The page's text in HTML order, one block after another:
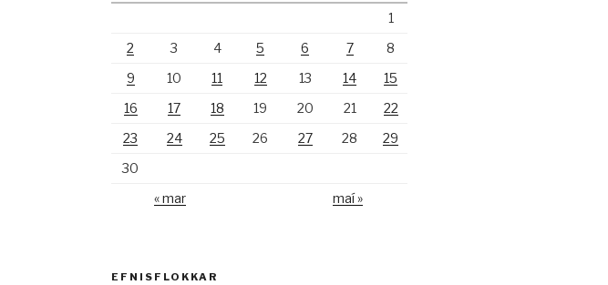
1
2
3 4 5 6 7
8
9
10 11 12 13 14
15
16
17 18 19 20 21
22
23
24 25 26 27 28
29
30
« mar
maí »
EFNISFLOKKAR